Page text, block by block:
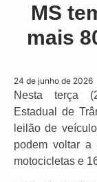
MS
mais
24 de junho de 2026
Nesta terça
Estadual de
leilão de
podem voltar a
motocicletas e